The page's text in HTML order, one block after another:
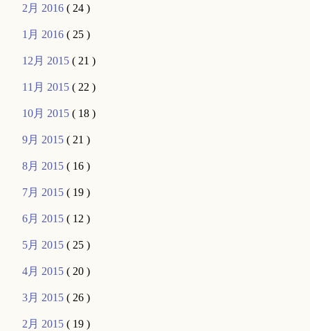
2月 2016( 24 )
1月 2016( 25 )
12月 2015( 21 )
11月 2015( 22 )
10月 2015( 18 )
9月 2015( 21 )
8月 2015( 16 )
7月 2015( 19 )
6月 2015( 12 )
5月 2015( 25 )
4月 2015( 20 )
3月 2015( 26 )
2月 2015( 19 )